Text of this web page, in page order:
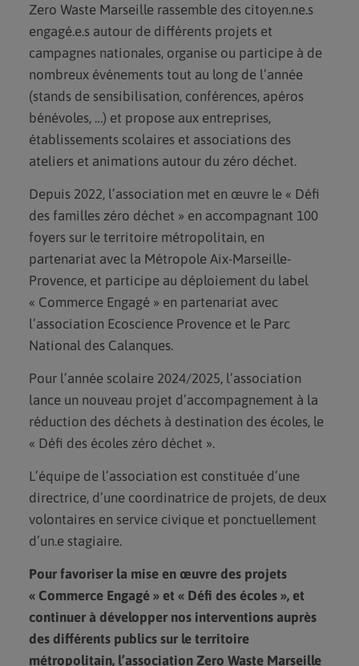
Zero Waste Marseille rassemble des citoyen.ne.s
engagé.e.s autour de différents projets et
campagnes nationales, organise ou participe à de
nombreux événements tout au long de l’année
(stands de sensibilisation, conférences, apéros
bénévoles, …) et propose aux entreprises,
établissements scolaires et associations des
ateliers et animations autour du zéro déchet.
Depuis 2022, l’association met en œuvre le « Défi
des familles zéro déchet » en accompagnant 100
foyers sur le territoire métropolitain, en
partenariat avec la Métropole Aix-Marseille-
Provence, et participe au déploiement du label
« Commerce Engagé » en partenariat avec
l’association Ecoscience Provence et le Parc
National des Calanques.
Pour l’année scolaire 2024/2025, l’association
lance un nouveau projet d’accompagnement à la
réduction des déchets à destination des écoles, le
« Défi des écoles zéro déchet ».
L’équipe de l’association est constituée d’une
directrice, d’une coordinatrice de projets, de deux
volontaires en service civique et ponctuellement
d’un.e stagiaire.
Pour favoriser la mise en œuvre des projets
« Commerce Engagé » et « Défi des écoles », et
continuer à développer nos interventions auprès
des différents publics sur le territoire
métropolitain, l’association Zero Waste Marseille